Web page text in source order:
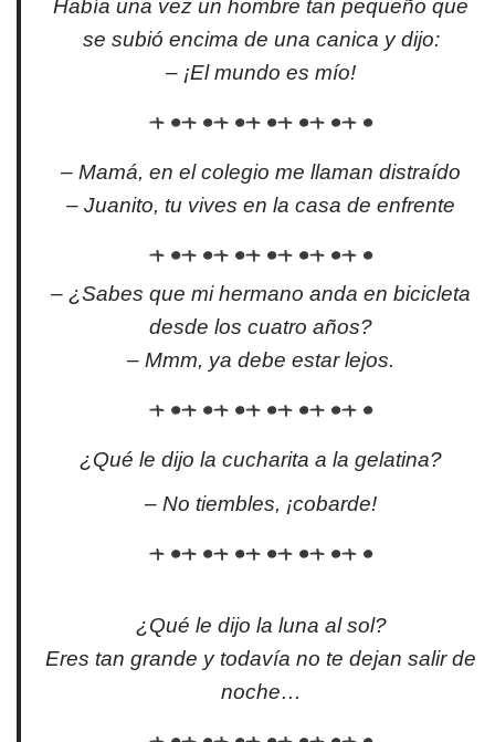
Había una vez un hombre tan pequeño que
se subió encima de una canica y dijo:
– ¡El mundo es mío!
– Mamá, en el colegio me llaman distraído
– Juanito, tu vives en la casa de enfrente
– ¿Sabes que mi hermano anda en bicicleta
desde los cuatro años?
– Mmm, ya debe estar lejos.
¿Qué le dijo la cucharita a la gelatina?
– No tiembles, ¡cobarde!
¿Qué le dijo la luna al sol?
Eres tan grande y todavía no te dejan salir de
noche…